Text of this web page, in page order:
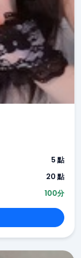
5 點
20 點
100分